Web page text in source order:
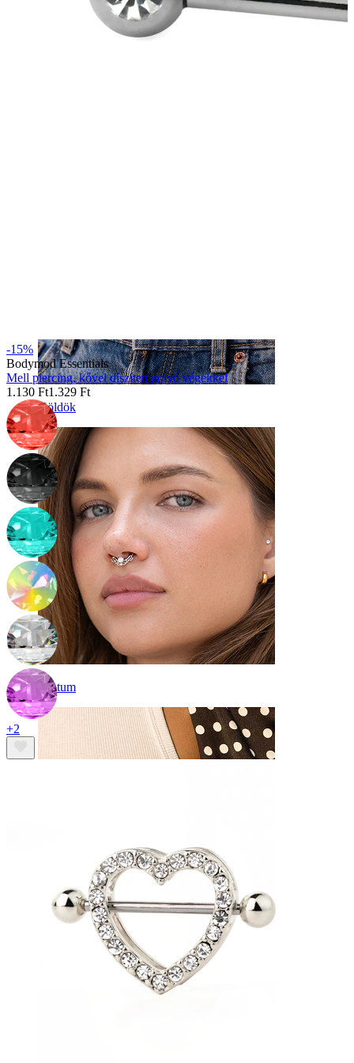
Köldök
Septum
-15%
Bodymod Essentials
Mell piercing, kővel díszített golyó végekkel
1.130 Ft1.329 Ft
+2